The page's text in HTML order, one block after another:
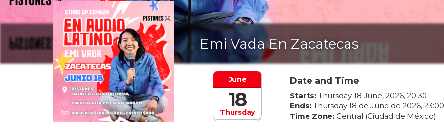
Emi Vada En Zacatecas
Thursday
June
18
Date and Time
Starts: Thursday 18 June, 2026, 20:30
Ends: Thursday 18 de June de 2026, 23:00
Time Zone: Central (Ciudad de México)